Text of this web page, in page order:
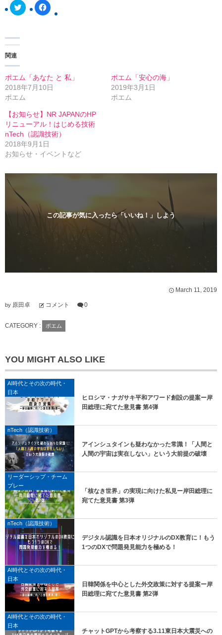
ク
リ
e
r
で
共
有
新
し
い
ウ
ィ
ン
ド
開
)
F
a
す
る
に
ッ
ク
し
て
く
だ
さ
新
ン
ド
ウ
開
ま
関連
ポエム「あなた と 私」
2018年7月10日
ポエム
ポエム「安心の海」
2019年3月1日
ポエム
【お知らせ】NR JAPANのHP
リニューアル！はじめる技術
nTech（認識技術）
2018年9月1日
お知らせ・イベントなど
この記事が気に入ったら「いいね！」しよう
March 11, 2019
by 原田卓 コメント 0
CATEGORY : ポエム
YOU MIGHT ALSO LIKE
AI時代とその次の時代・
日本
ヒロシマ・ナガサキ平和アワード創設の提案ー岸
田総理に宛てた意見書 第4弾
nTech（認識技術）
アインシュタインも疑わなかった常識！「人間と
人間の宇宙は実在しない」という大前提の破壊
リーダーシップ・チーム
プレー
「核なき世界」の実現に向けた私見ー岸田総理に
宛てた意見書 第3弾
nTech（認識技術）
デジタル認識を日本オリジナルのDX教育に！もう
1つのDXで問題発見能力を極める！
AI時代とその次の時代・
日本
日韓関係を中心とした外交政策に対する提案ー岸
田総理に宛てた意見書 第2弾
AI時代とその次の時代・
日本
チャットGPTから考察する3.11東日本大震災への